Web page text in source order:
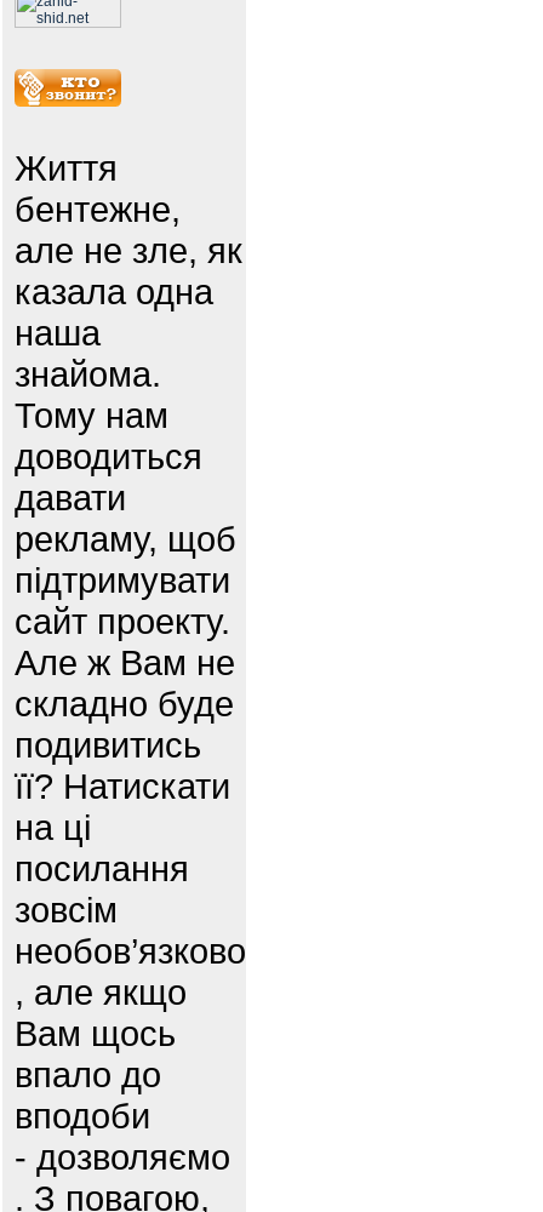
Життя
бентежне,
але не зле, як
казала одна
наша
знайома.
Тому нам
доводиться
давати
рекламу, щоб
підтримувати
сайт проекту.
Але ж Вам не
складно буде
подивитись
її? Натискати
на ці
посилання
зовсім
необов’язково
, але якщо
Вам щось
впало до
вподоби
- дозволяємо
. З повагою,